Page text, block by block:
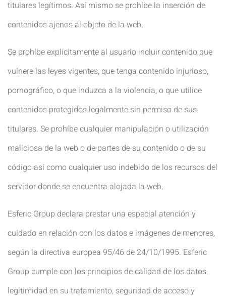
titulares legítimos. Así mismo se prohíbe la inserción de
contenidos ajenos al objeto de la web.
Se prohíbe explícitamente al usuario incluir contenido que
vulnere las leyes vigentes, que tenga contenido injurioso,
pornográfico, o que induzca a la violencia, o que utilice
contenidos protegidos legalmente sin permiso de sus
titulares. Se prohíbe cualquier manipulación o utilización
maliciosa de la web o de partes de su contenido o de su
código así como cualquier uso indebido de los recursos del
servidor donde se encuentra alojada la web.
Esferic Group declara prestar una especial atención y
cuidado en relación con los datos e imágenes de menores,
según la directiva europea 95/46 de 24/10/1995. Esferic
Group cumple con los principios de calidad de los datos,
legitimidad en su tratamiento, seguridad de acceso y